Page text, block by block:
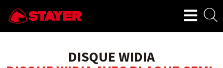
DISQUE WIDIA